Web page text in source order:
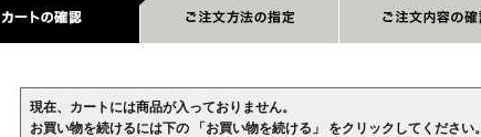
現在、カートには商品が入っておりません。
お買い物を続けるには下の 「お買い物を続ける」 をクリックしてください。